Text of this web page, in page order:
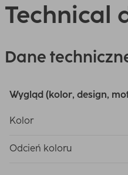
Technical
Dane
Wygląd (kolor, design,
Kolor
Odcień koloru